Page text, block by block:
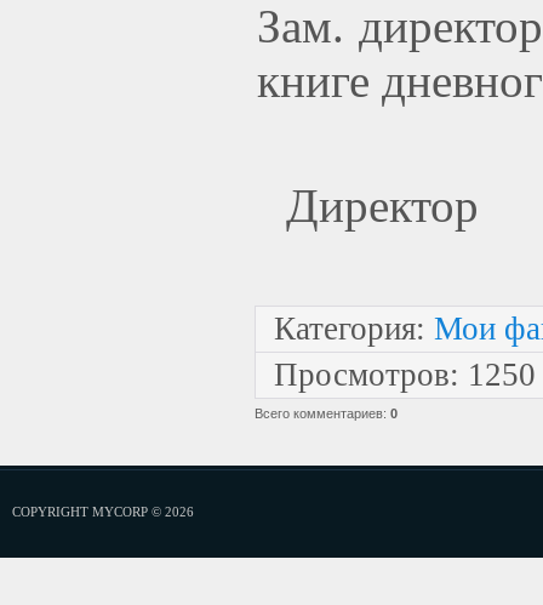
Зам.
книге
Категория: Мои
Просмотров: 1250
Всего комментариев: 0
COPYRIGHT MYCORP © 2026